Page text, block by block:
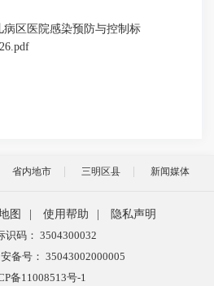
病区医院感染预防与控制标
省内地市 三明区县 新闻媒体
图 使用帮助
隐私声明
识码： 3504300032
备号： 35043002000005
备11008513号-1